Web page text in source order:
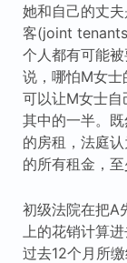
她和自己的丈
客(joint
个人都有可能
说，哪怕M女士
可以让M女士
其中的一半。
的房租，法庭
的所有租金，至
初级法院在把A
上的花销计算
过去12个月所